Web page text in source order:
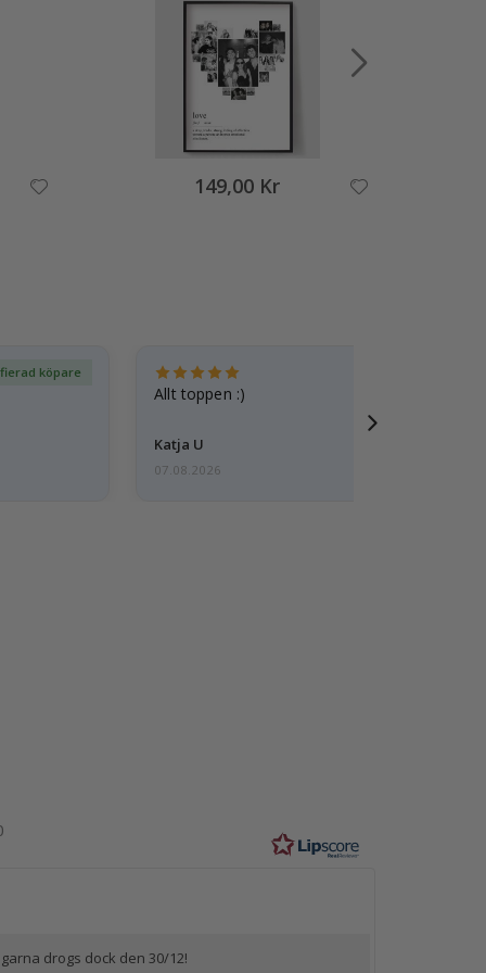
149,00 Kr
köpare
Allt toppen :)
Katja U
07.08.2026
drogs dock den 30/12!